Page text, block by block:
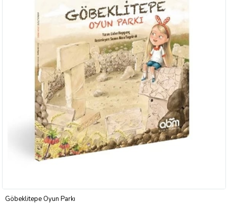
Göbeklitepe Oyun Parkı